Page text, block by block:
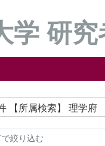
学 研究
【所属検索】 理学府